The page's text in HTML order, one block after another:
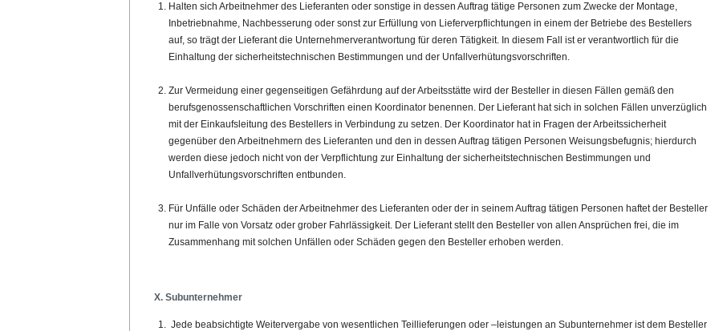
Halten sich Arbeitnehmer des Lieferanten oder sonstige in dessen Auftrag tätige Personen zum Zwecke der Montage,
Inbetriebnahme, Nachbesserung oder sonst zur Erfüllung von Lieferverpflichtungen in einem der Betriebe des Bestellers
auf, so trägt der Lieferant die Unternehmerverantwortung für deren Tätigkeit. In diesem Fall ist er verantwortlich für die
Einhaltung der sicherheitstechnischen Bestimmungen und der Unfallverhütungsvorschriften.
Zur Vermeidung einer gegenseitigen Gefährdung auf der Arbeitsstätte wird der Besteller in diesen Fällen gemäß den
berufsgenossenschaftlichen Vorschriften einen Koordinator benennen. Der Lieferant hat sich in solchen Fällen unverzüglich
mit der Einkaufsleitung des Bestellers in Verbindung zu setzen. Der Koordinator hat in Fragen der Arbeitssicherheit
gegenüber den Arbeitnehmern des Lieferanten und den in dessen Auftrag tätigen Personen Weisungsbefugnis; hierdurch
werden diese jedoch nicht von der Verpflichtung zur Einhaltung der sicherheitstechnischen Bestimmungen und
Unfallverhütungsvorschriften entbunden.
Für Unfälle oder Schäden der Arbeitnehmer des Lieferanten oder der in seinem Auftrag tätigen Personen haftet der Besteller
nur im Falle von Vorsatz oder grober Fahrlässigkeit. Der Lieferant stellt den Besteller von allen Ansprüchen frei, die im
Zusammenhang mit solchen Unfällen oder Schäden gegen den Besteller erhoben werden.
X. Subunternehmer
Jede beabsichtigte Weitervergabe von wesentlichen Teillieferungen oder –leistungen an Subunternehmer ist dem Besteller